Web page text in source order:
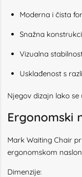
Moderna i čista
Snažna
Vizualna
Usklađenost s
Njegov dizajn lako
Ergonomski
Mark Waiting Chair
ergonomskom
Dimenzije: